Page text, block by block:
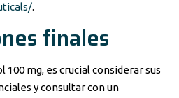
.
finales
mg, es crucial considerar sus
y consultar con un